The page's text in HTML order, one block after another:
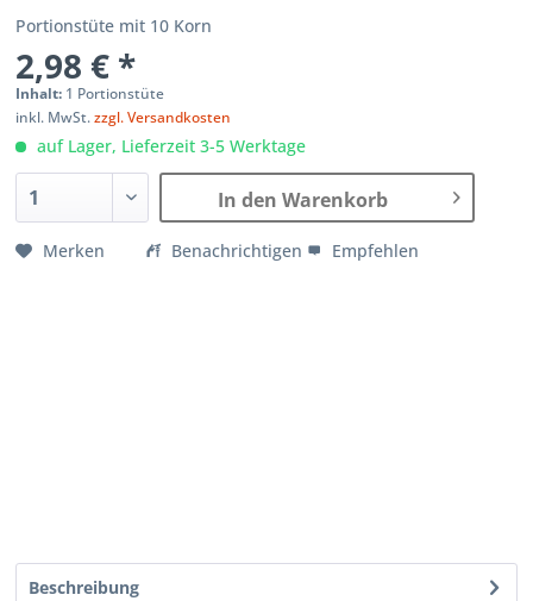
Portionstüte mit 10 Korn
2,98 € *
Inhalt: 1 Portionstüte
inkl. MwSt.zzgl. Versandkosten
auf Lager, Lieferzeit 3-5 Werktage
In den Warenkorb
Merken Benachrichtigen Empfehlen
Beschreibung